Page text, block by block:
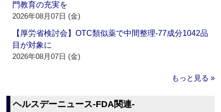
門教育の充実を
2026年08月07日 (金)
【厚労省検討会】OTC類似薬で中間整理‐77成分1042品
目が対象に
2026年08月07日 (金)
もっと見る »
ヘルスデーニュース‐FDA関連‐